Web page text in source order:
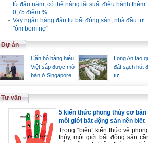
từ đầu năm, có thể nâng lãi suất điều hành thêm
0,75 điểm %
Vay ngân hàng đầu tư bất động sản, nhà đầu tư
"ôm bom nợ"
Dự án
Căn hộ hàng hiệu
Việt sắp được mở
bán ở Singapore
Long An tạo
đất sạch hút
tư
Tư vấn
5 kiến thức phong thủy cơ bản
môi giới bất động sản nên biết
Trong “biển” kiến thức về
thủy, môi giới bất động sản